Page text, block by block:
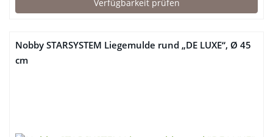
Verfügbarkeit prüfen
Nobby STARSYSTEM Liegemulde rund „DE LUXE“, Ø 45
cm